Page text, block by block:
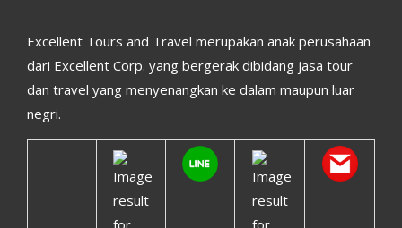
Excellent Tours and Travel merupakan anak perusahaan
dari Excellent Corp. yang bergerak dibidang jasa tour
dan travel yang menyenangkan ke dalam maupun luar
negri.